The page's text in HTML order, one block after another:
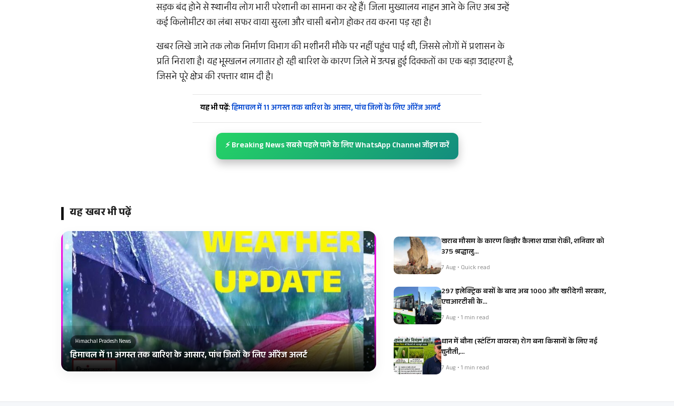
सड़क बंद होने से स्थानीय लोग भारी परेशानी का सामना कर रहे हैं। जिला मुख्यालय नाहन आने के लिए अब उन्हें
कई किलोमीटर का लंबा सफर वाया सुरला और चासी बनोग होकर तय करना पड़ रहा है।
खबर लिखे जाने तक लोक निर्माण विभाग की मशीनरी मौके पर नहीं पहुंच पाई थी, जिससे लोगों में प्रशासन के
प्रति निराशा है। यह भूस्खलन लगातार हो रही बारिश के कारण जिले में उत्पन्न हुई दिक्कतों का एक बड़ा उदाहरण है,
जिसने पूरे क्षेत्र की रफ्तार थाम दी है।
यह भी पढ़ें:हिमाचल में 11 अगस्त तक बारिश के आसार, पांच जिलों के लिए ऑरेंज अलर्ट
⚡ Breaking News सबसे पहले पाने के लिए WhatsApp Channel जॉइन करें
यह खबर भी पढ़ें
Himachal Pradesh News
हिमाचल में 11 अगस्त तक बारिश के आसार, पांच जिलों के लिए ऑरेंज अलर्ट
खराब मौसम के कारण किन्नौर कैलाश यात्रा रोकी, शनिवार को
375 श्रद्धालु…
7 Aug • Quick read
297 इलेक्ट्रिक बसों के बाद अब 1000 और खरीदेगी सरकार,
एचआरटीसी के…
7 Aug • 1 min read
धान में बौना (स्टंटिंग वायरस) रोग बना किसानों के लिए नई
चुनौती,…
7 Aug • 1 min read